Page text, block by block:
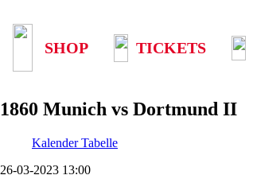
SHOP TICKETS
1860 Munich vs Dortmund II
KalenderTabelle
26-03-2023 13:00